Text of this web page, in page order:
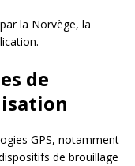
la Norvège, la
de
GPS, notamment
de brouillage